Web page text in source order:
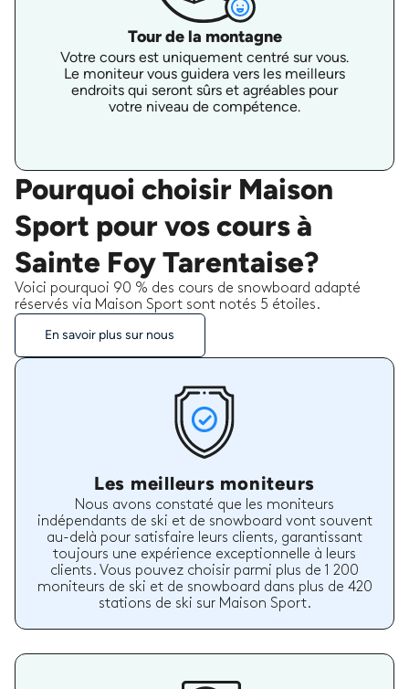
Tour de la montagne
Votre cours est uniquement centré sur vous.
Le moniteur vous guidera vers les meilleurs
endroits qui seront sûrs et agréables pour
votre niveau de compétence.
Pourquoi choisir Maison
Sport pour vos cours à
Sainte Foy Tarentaise?
Voici pourquoi 90 % des cours de snowboard adapté
réservés via Maison Sport sont notés 5 étoiles.
En savoir plus sur nous
Les meilleurs moniteurs
Nous avons constaté que les moniteurs
indépendants de ski et de snowboard vont souvent
au-delà pour satisfaire leurs clients, garantissant
toujours une expérience exceptionnelle à leurs
clients. Vous pouvez choisir parmi plus de 1 200
moniteurs de ski et de snowboard dans plus de 420
stations de ski sur Maison Sport.